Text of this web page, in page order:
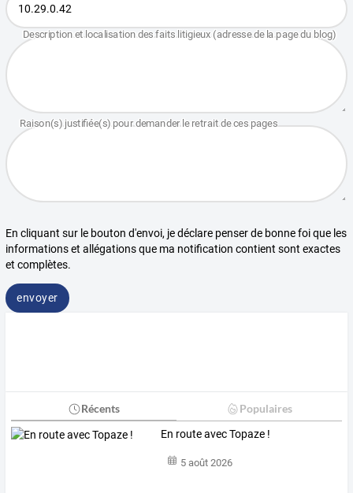
En cliquant sur le bouton d'envoi, je déclare penser de bonne foi que les
informations et allégations que ma notification contient sont exactes
et complètes.
envoyer
Récents Populaires
En route avec Topaze !
5 août 2026